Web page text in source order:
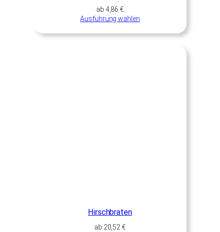
ab 4,86€
Ausführung wählen
Hirschbraten
ab 20,52€